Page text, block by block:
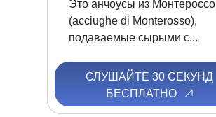
Это анчоусы из Монтероссо
(acciughe di Monterosso),
подаваемые сырыми с...
СЛУШАЙТЕ 30 СЕКУНД
БЕСПЛАТНО